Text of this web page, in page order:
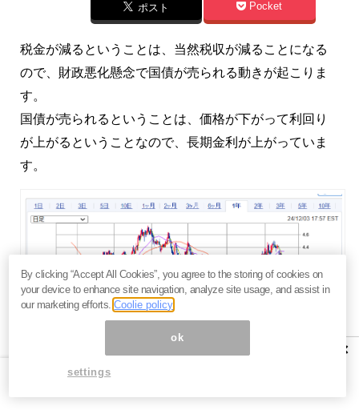
ポスト Pocket
税金が減るということは、当然税収が減ることになる
ので、財政悪化懸念で国債が売られる動きが起こりま
す。
国債が売られるということは、価格が下がって利回り
が上がるということなので、長期金利が上がっていま
す。
×
By clicking “Accept All Cookies”, you agree to the storing of cookies on
your device to enhance site navigation, analyze site usage, and assist in
our marketing efforts.Coolie policy
ok
settings